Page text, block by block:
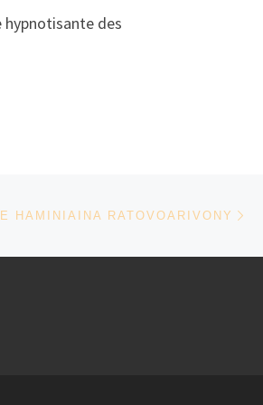
hypnotisante des
HAMINIAINA RATOVOARIVONY